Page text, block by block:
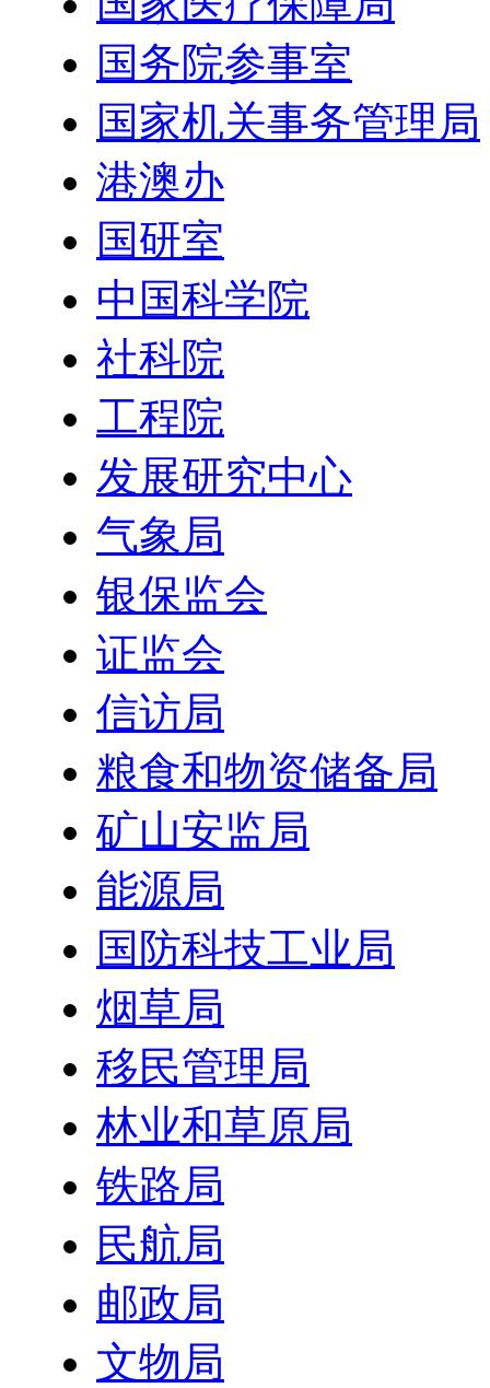
国务院参事室
国家机关事务管理局
港澳办
国研室
中国科学院
社科院
工程院
发展研究中心
气象局
银保监会
证监会
信访局
粮食和物资储备局
矿山安监局
能源局
国防科技工业局
烟草局
移民管理局
林业和草原局
铁路局
民航局
邮政局
文物局